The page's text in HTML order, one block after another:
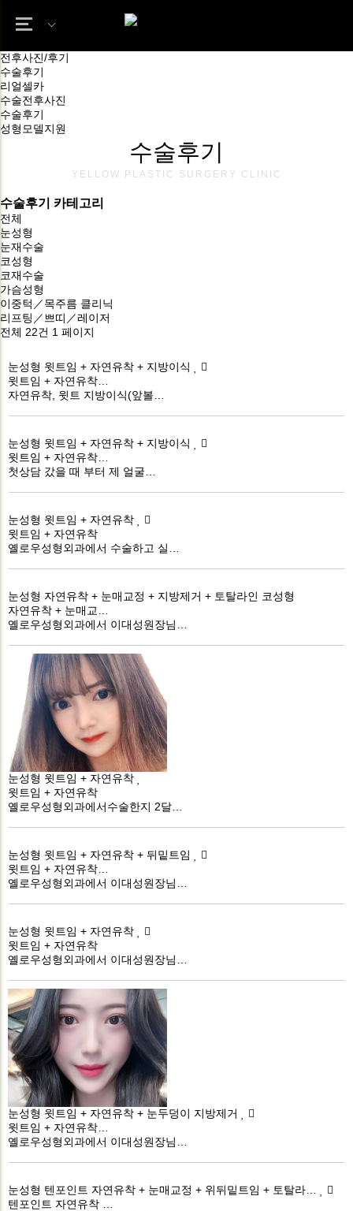
전후사진/후기
수술후기
리얼셀카
수술전후사진
수술후기
성형모델지원
수술후기
YELLOW PLASTIC SURGERY CLINIC
수술후기 카테고리
전체
눈성형
눈재수술
코성형
코재수술
가슴성형
이중턱／목주름 클리닉
리프팅／쁘띠／레이저
전체 22건 1 페이지
눈성형 윗트임 + 자연유착 + 지방이식
윗트임 + 자연유착…
자연유착, 윗트 지방이식(앞볼…
눈성형 윗트임 + 자연유착 + 지방이식
윗트임 + 자연유착…
첫상담 갔을 때 부터 제 얼굴…
눈성형 윗트임 + 자연유착
윗트임 + 자연유착
옐로우성형외과에서 수술하고 실…
눈성형 자연유착 + 눈매교정 + 지방제거 + 토탈라인 코성형
자연유착 + 눈매교…
옐로우성형외과에서 이대성원장님…
눈성형 윗트임 + 자연유착
윗트임 + 자연유착
옐로우성형외과에서수술한지 2달…
눈성형 윗트임 + 자연유착 + 뒤밑트임
윗트임 + 자연유착…
옐로우성형외과에서 이대성원장님…
눈성형 윗트임 + 자연유착
윗트임 + 자연유착
옐로우성형외과에서 이대성원장님…
눈성형 윗트임 + 자연유착 + 눈두덩이 지방제거
윗트임 + 자연유착…
옐로우성형외과에서 이대성원장님…
눈성형 텐포인트 자연유착 + 눈매교정 + 위뒤밑트임 + 토탈라…
텐포인트 자연유착 …